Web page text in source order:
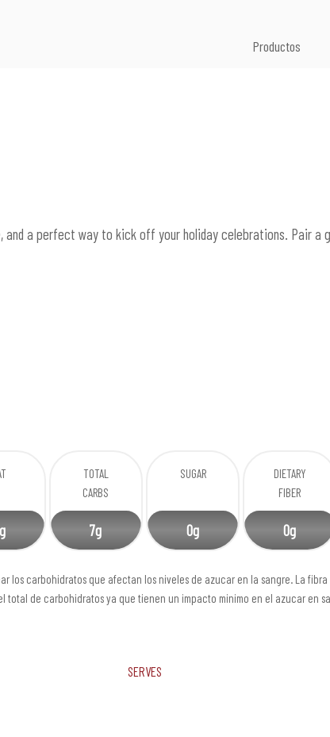
Productos
a perfect way to kick off your holiday celebrations. Pair a
TOTAL
CARBS
7g
SUGAR
0g
DIETARY
FIBER
0g
los carbohidratos que afectan los niveles de azucar en la sangre. La
total de carbohidratos ya que tienen un impacto minimo en el azucar en
Serves